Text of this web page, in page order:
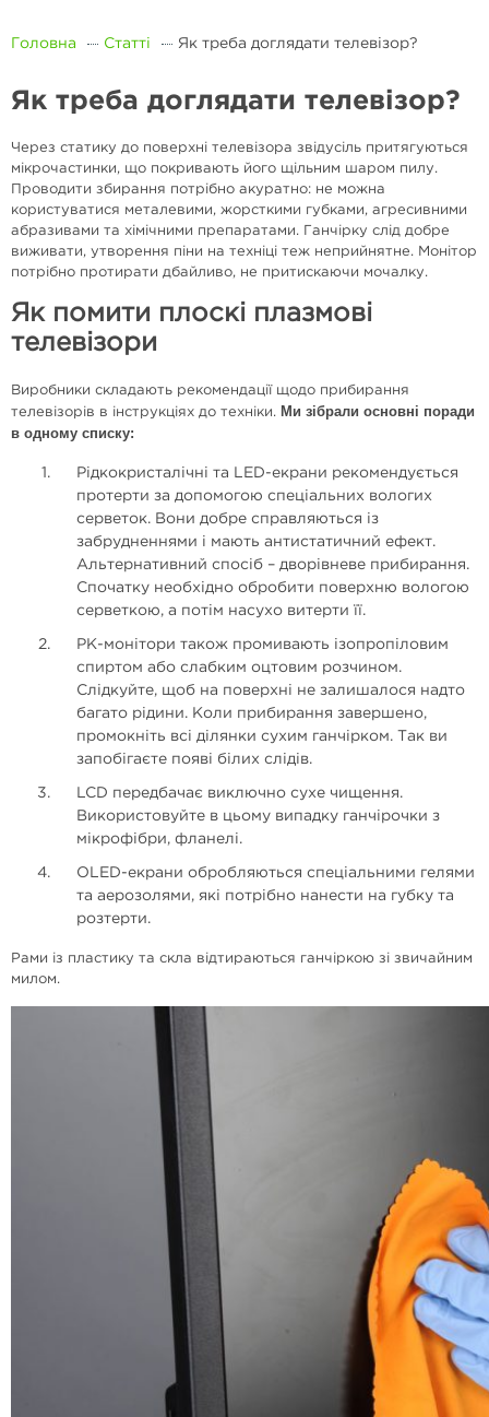
Головна Статті Як треба доглядати телевізор?
Як треба доглядати телевізор?
Через статику до поверхні телевізора звідусіль притягуються
мікрочастинки, що покривають його щільним шаром пилу.
Проводити збирання потрібно акуратно: не можна
користуватися металевими, жорсткими губками, агресивними
абразивами та хімічними препаратами. Ганчірку слід добре
виживати, утворення піни на техніці теж неприйнятне. Монітор
потрібно протирати дбайливо, не притискаючи мочалку.
Як помити плоскі плазмові
телевізори
Виробники складають рекомендації щодо прибирання
телевізорів в інструкціях до техніки.
Ми зібрали основні поради
в одному списку:
Рідкокристалічні та LED-екрани рекомендується
протерти за допомогою спеціальних вологих
серветок. Вони добре справляються із
забрудненнями і мають антистатичний ефект.
Альтернативний спосіб – дворівневе прибирання.
Спочатку необхідно обробити поверхню вологою
серветкою, а потім насухо витерти її.
РК-монітори також промивають ізопропіловим
спиртом або слабким оцтовим розчином.
Слідкуйте, щоб на поверхні не залишалося надто
багато рідини. Коли прибирання завершено,
промокніть всі ділянки сухим ганчірком. Так ви
запобігаєте появі білих слідів.
LCD передбачає виключно сухе чищення.
Використовуйте в цьому випадку ганчірочки з
мікрофібри, фланелі.
OLED-екрани обробляються спеціальними гелями
та аерозолями, які потрібно нанести на губку та
розтерти.
Рами із пластику та скла відтираються ганчіркою зі звичайним
милом.